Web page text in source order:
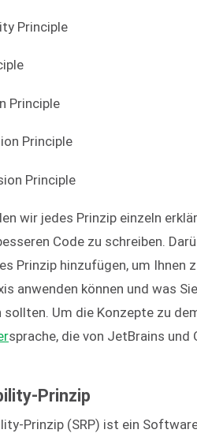
Principle
Principle
Principle
Principle
wir jedes Prinzip einzeln
Code zu schreiben.
Prinzip hinzufügen, um Ihnen
anwenden können und was
Um die Konzepte zu
sprache, die von JetBrains
Prinzip
Prinzip (SRP) ist ein